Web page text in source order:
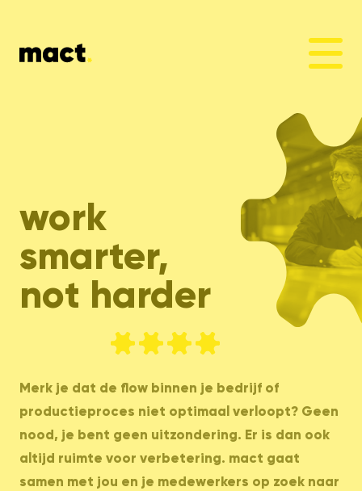
work
smarter,
not harder
Merk je dat de flow binnen je bedrijf of
productieproces niet optimaal verloopt? Geen
nood, je bent geen uitzondering. Er is dan ook
altijd ruimte voor verbetering. mact gaat
samen met jou en je medewerkers op zoek naar